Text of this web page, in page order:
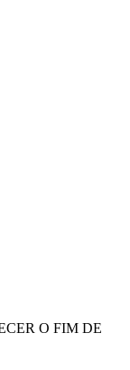
O FIM DE